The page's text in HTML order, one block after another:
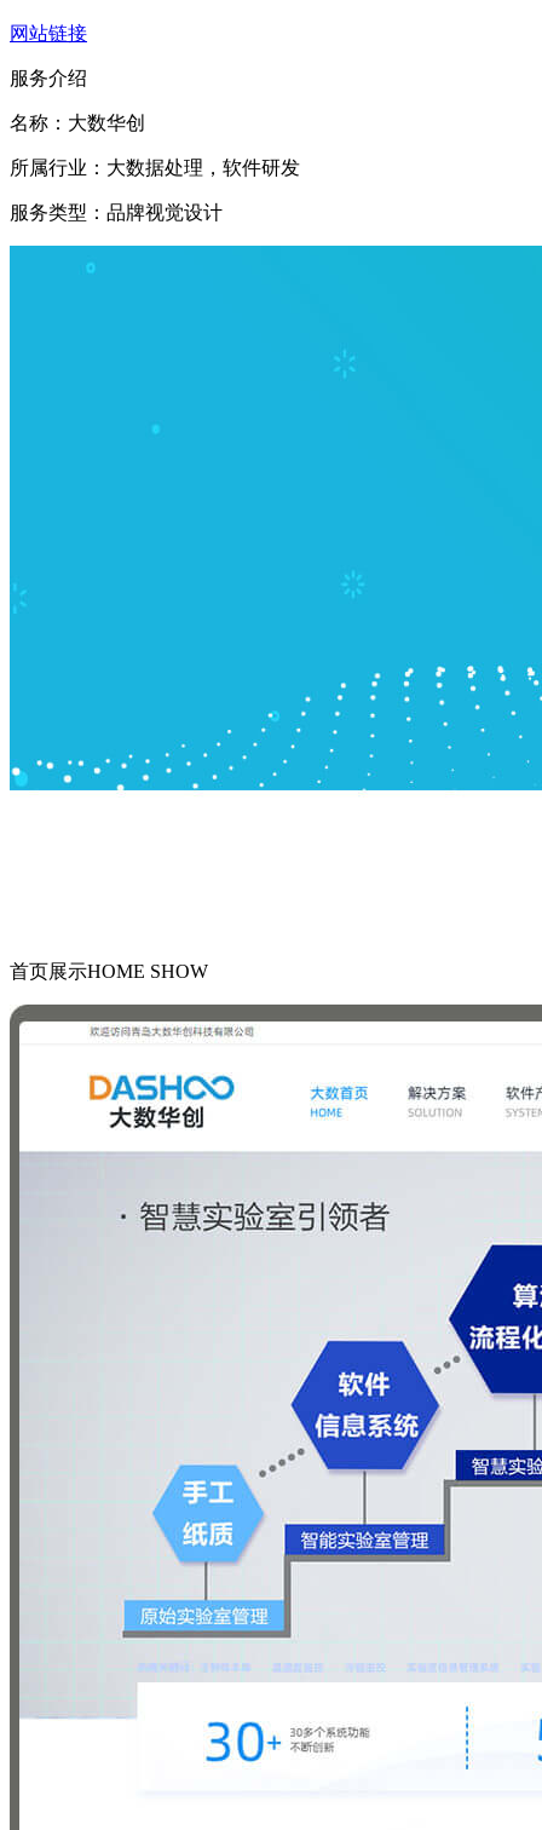
网站链接
服务介绍
名称： 大数华创
所属行业： 大数据处理，软件研发
服务类型： 品牌视觉设计
首页展示HOME SHOW